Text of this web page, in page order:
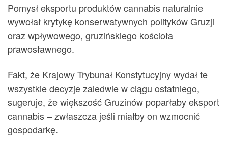
Pomysł eksportu produktów cannabis naturalnie
wywołał krytykę konserwatywnych polityków Gruzji
oraz wpływowego, gruzińskiego kościoła
prawosławnego.
Fakt, że Krajowy Trybunał Konstytucyjny wydał te
wszystkie decyzje zaledwie w ciągu ostatniego,
sugeruje, że większość Gruzinów poparłaby eksport
cannabis – zwłaszcza jeśli miałby on wzmocnić
gospodarkę.